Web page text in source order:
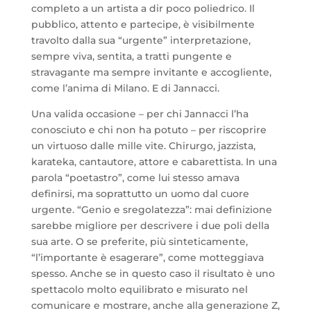
completo a un artista a dir poco poliedrico. Il
pubblico, attento e partecipe, è visibilmente
travolto dalla sua “urgente” interpretazione,
sempre viva, sentita, a tratti pungente e
stravagante ma sempre invitante e accogliente,
come l’anima di Milano. E di Jannacci.
Una valida occasione – per chi Jannacci l’ha
conosciuto e chi non ha potuto – per riscoprire
un virtuoso dalle mille vite. Chirurgo, jazzista,
karateka, cantautore, attore e cabarettista. In una
parola “poetastro”, come lui stesso amava
definirsi, ma soprattutto un uomo dal cuore
urgente. “Genio e sregolatezza”: mai definizione
sarebbe migliore per descrivere i due poli della
sua arte. O se preferite, più sinteticamente,
“l’importante è esagerare”, come motteggiava
spesso. Anche se in questo caso il risultato è uno
spettacolo molto equilibrato e misurato nel
comunicare e mostrare, anche alla generazione Z,